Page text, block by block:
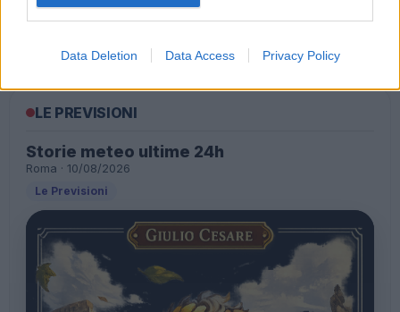
Data Deletion Data Access Privacy Policy
LE PREVISIONI
Storie meteo ultime 24h
Roma · 10/08/2026
Le Previsioni